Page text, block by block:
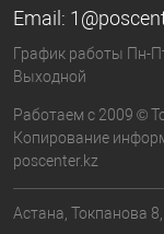
Email:
График работы Пн-
Выходной
Работаем с 2009 ©
Копирование
poscenter.kz
Астана, Токпанова 8,